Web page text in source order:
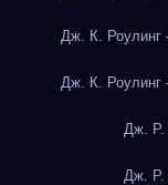
Дж. К. Роулинг
Дж. К. Роулинг
Дж. Р.
Дж. Р.